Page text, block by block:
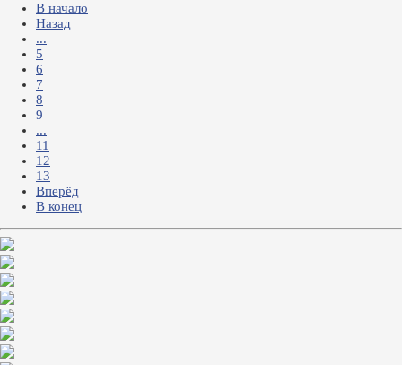
В начало
Назад
...
5
6
7
8
9
...
11
12
13
Вперёд
В конец